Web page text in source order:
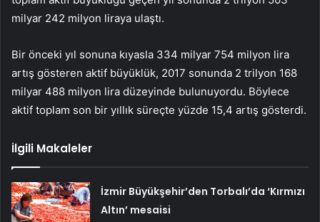
milyar 242 milyon liraya ulaştı.
Bir önceki yıl sonuna kıyasla 334 milyar 754 milyon lira
artış gösteren aktif büyüklük, 2017 sonunda 2 trilyon 168
milyar 488 milyon lira düzeyinde bulunuyordu. Böylece
aktif toplam son bir yıllık süreçte yüzde 15,4 artış gösterdi.
İlgili Makaleler
İzmir Büyükşehir’den Torbalı’da ‘Kırmızı
Altın’ mesaisi